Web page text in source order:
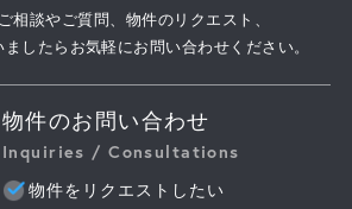
相談やご質問、物件のリクエスト、
したらお気軽にお問い合わせください。
物件のお問い合わせ
Inquiries / Consultations
物件をリクエストしたい